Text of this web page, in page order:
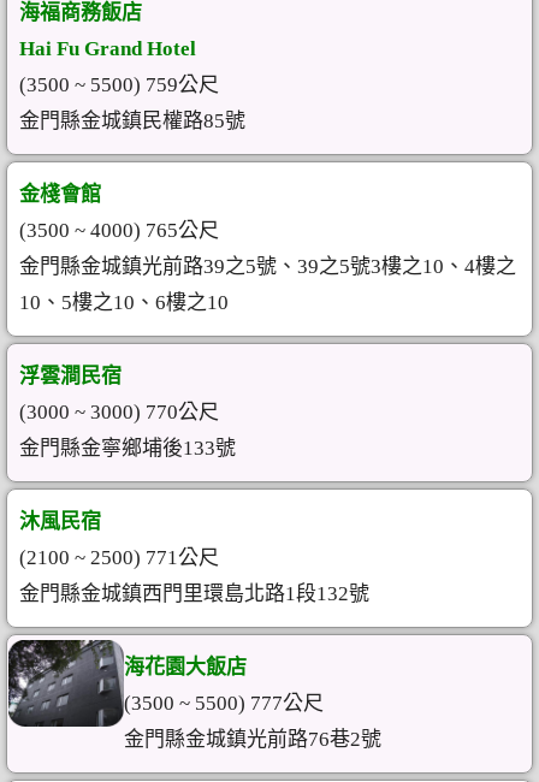
海福商務飯店
Hai Fu Grand Hotel
(3500 ~ 5500) 759公尺
金門縣金城鎮民權路85號
金棧會館
(3500 ~ 4000) 765公尺
金門縣金城鎮光前路39之5號、39之5號3樓之10、4樓之
10、5樓之10、6樓之10
浮雲澗民宿
(3000 ~ 3000) 770公尺
金門縣金寧鄉埔後133號
沐風民宿
(2100 ~ 2500) 771公尺
金門縣金城鎮西門里環島北路1段132號
海花園大飯店
(3500 ~ 5500) 777公尺
金門縣金城鎮光前路76巷2號